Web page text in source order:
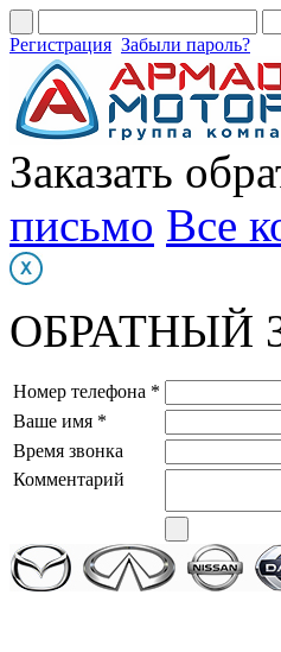
Регистрация Забыли пароль?
Заказать
письмо Все
ОБРАТНЫЙ
Номер телефона *
Ваше имя *
Время звонка
Комментарий